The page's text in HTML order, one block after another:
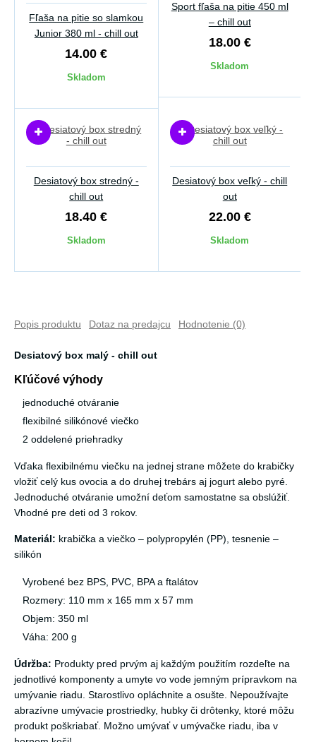
Fľaša na pitie so slamkou
Junior 380 ml - chill out
14.00 €
Skladom
Sport fľaša na pitie 450 ml
– chill out
18.00 €
Skladom
Desiatový box stredný -
chill out
18.40 €
Skladom
Desiatový box veľký - chill
out
22.00 €
Skladom
Popis produktu Dotaz na predajcu Hodnotenie (0)
Desiatový box malý - chill out
Kľúčové výhody
jednoduché otváranie
flexibilné silikónové viečko
2 oddelené priehradky
Vďaka flexibilnému viečku na jednej strane môžete do krabičky
vložiť celý kus ovocia a do druhej trebárs aj jogurt alebo pyré.
Jednoduché otváranie umožní deťom samostatne sa obslúžiť.
Vhodné pre deti od 3 rokov.
Materiál: krabička a viečko – polypropylén (PP), tesnenie –
silikón
Vyrobené bez BPS, PVC, BPA a ftalátov
Rozmery: 110 mm x 165 mm x 57 mm
Objem: 350 ml
Váha: 200 g
Údržba: Produkty pred prvým aj každým použitím rozdeľte na
jednotlivé komponenty a umyte vo vode jemným prípravkom na
umývanie riadu. Starostlivo opláchnite a osušte. Nepoužívajte
abrazívne umývacie prostriedky, hubky či drôtenky, ktoré môžu
produkt poškriabať. Možno umývať v umývačke riadu, iba v